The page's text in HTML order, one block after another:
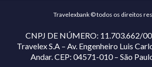
Travelexbank © todos os direitos
CNPJ DE NÚMERO: 11.703.662/
Travelex S.A – Av. Engenheiro Luis
Andar. CEP: 04571-010 – São